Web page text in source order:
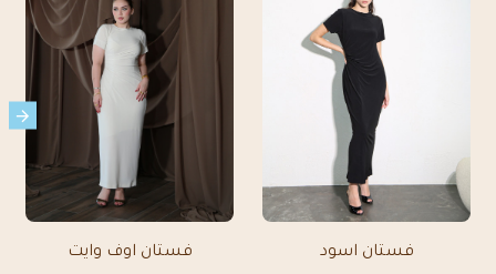
فستان اسود
فستان اوف وايت